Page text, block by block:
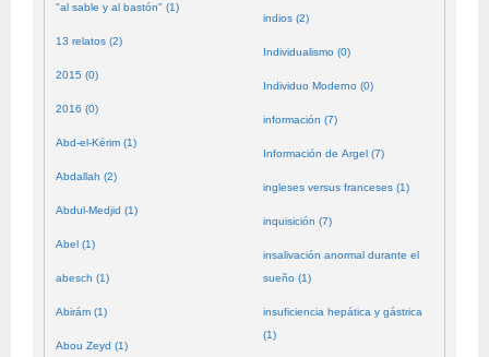
"al sable y al bastón" (1)
13 relatos (2)
2015 (0)
2016 (0)
Abd-el-Kérim (1)
Abdallah (2)
Abdul-Medjid (1)
Abel (1)
abesch (1)
Abirám (1)
Abou Zeyd (1)
indios (2)
Individualismo (0)
Individuo Moderno (0)
información (7)
Información de Argel (7)
ingleses versus franceses (1)
inquisición (7)
insalivación anormal durante el
sueño (1)
insuficiencia hepática y gástrica
(1)